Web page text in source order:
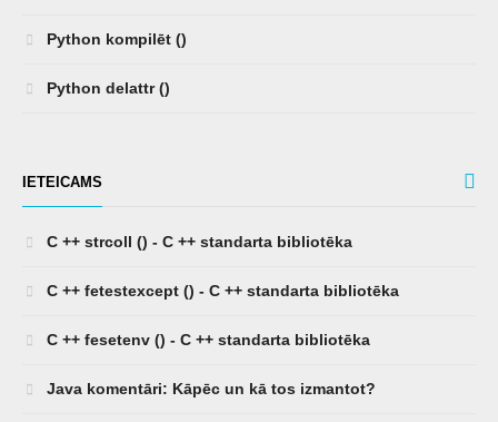
Python kompilēt ()
Python delattr ()
IETEICAMS
C ++ strcoll () - C ++ standarta bibliotēka
C ++ fetestexcept () - C ++ standarta bibliotēka
C ++ fesetenv () - C ++ standarta bibliotēka
Java komentāri: Kāpēc un kā tos izmantot?